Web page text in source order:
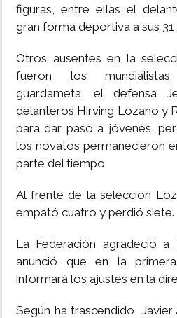
figuras, entre ellas el
gran forma deportiva a sus 31
Otros ausentes en la
fueron los mundialistas
guardameta, el defensa
delanteros Hirving Lozano y
para dar paso a jóvenes,
los novatos permanecieron
parte del tiempo.
Al frente de la selección
empató cuatro y perdió siete.
La Federación agradeció
anunció que en la
informará los ajustes en la
Según ha trascendido,